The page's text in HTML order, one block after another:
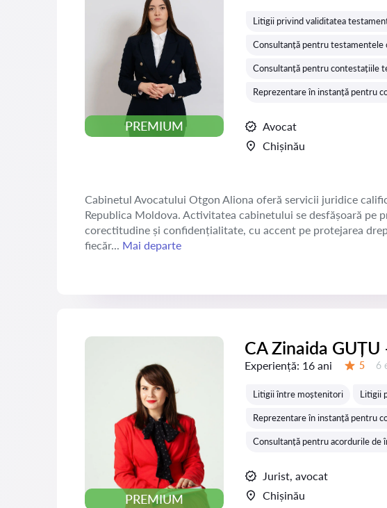
PREMIUM
Litigii privind validitatea
Consultanță pentru testamentele
Consultanță pentru contestațiile
Reprezentare în instanță pentru
Avocat
Chișinău
Cabinetul Avocatului Otgon Aliona oferă servicii juridice
Republica Moldova. Activitatea cabinetului se desfășoară pe
corectitudine și confidențialitate, cu accent pe protejarea
fiecăr... Mai departe
PREMIUM
CA Zinaida
Experiență: 16 ani 5 6
Litigii între moștenitori Litigii
Reprezentare în instanță pentru
Consultanță pentru acordurile de
Jurist, avocat
Chișinău